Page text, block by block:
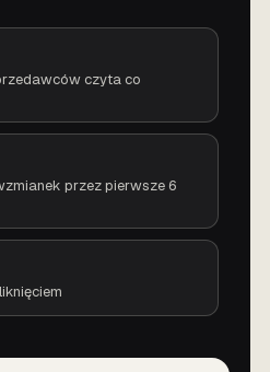
czyta co
przez pierwsze 6